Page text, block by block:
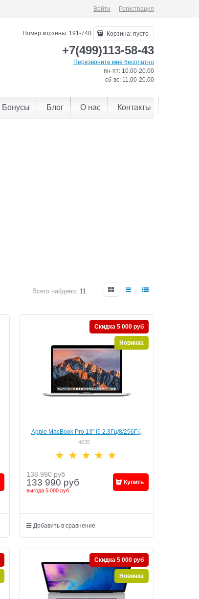
Войти Регистрация
Номер корзины: 191-740 Корзина: пусто
+7(499)113-58-43
Перезвоните мне бесплатно
пн-пт: 10.00-20.00
сб-вс: 11.00-20.00
Бонусы Блог О нас Контакты
Всего найдено: 11
Apple MacBook Pro 13" i5 2.3Гц/8/256Гб,
"Silver" (MR9Q2)
4635
Скидка 5 000 руб
Новинка
138 990 руб
133 990 руб
выгода 5 000 руб
Купить
Добавить в сравнение
Скидка 5 000 руб
Новинка